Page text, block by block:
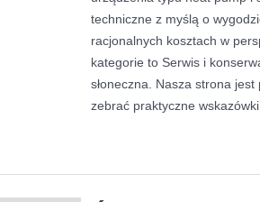
techniczne z myślą o
racjonalnych kosztach w
kategorie to Serwis i
słoneczna. Nasza strona
zebrać praktyczne wskazówki